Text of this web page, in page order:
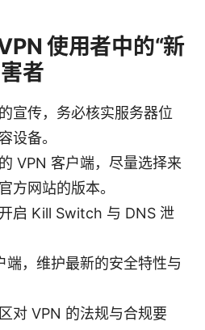
使用者中的“新
者
宣传，务必核实服务器位
设备。
VPN 客户端，尽量选择来
方网站的版本。
启 Kill Switch 与 DNS 泄
端，维护最新的安全特性与
对 VPN 的法规与合规要